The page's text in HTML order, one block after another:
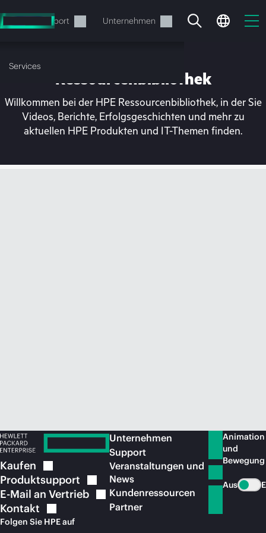
Hauptinhalt
wechseln
Support Unternehmen
Services
Ihr Warenkorb ist aktuell
Ressourcenbibliothek
Willkommen bei der HPE Ressourcenbibliothek, in der Sie
Videos, Berichte, Erfolgsgeschichten und mehr zu
aktuellen HPE Produkten und IT-Themen finden.
Kaufen
Produktsupport
E-Mail an Vertrieb
Kontakt
Folgen Sie HPE auf
Unternehmen
Support
Veranstaltungen und
News
Kundenressourcen
Partner
Animation
und
Bewegung
Aus